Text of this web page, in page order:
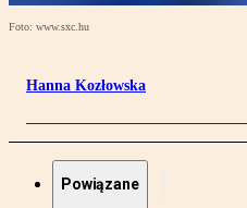
Foto: www.sxc.hu
Hanna Kozłowska
Powiązane